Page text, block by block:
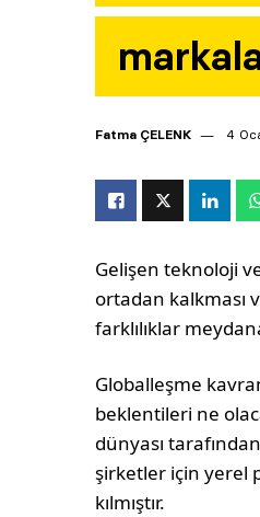
Fatma ÇELENK 4
Gelişen teknoloji
ortadan kalkması
farklılıklar
Globalleşme
beklentileri ne
dünyası
şirketler için yerel
kılmıştır.